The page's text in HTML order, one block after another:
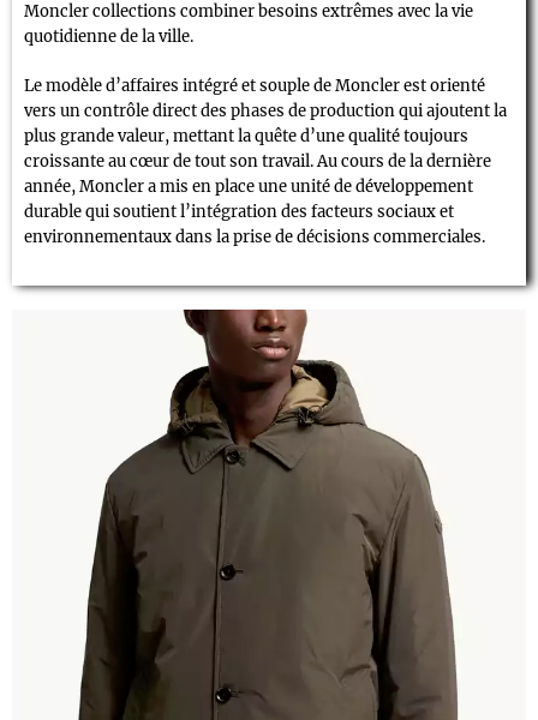
Moncler collections combiner besoins extrêmes avec la vie
quotidienne de la ville.
Le modèle d’affaires intégré et souple de Moncler est orienté
vers un contrôle direct des phases de production qui ajoutent la
plus grande valeur, mettant la quête d’une qualité toujours
croissante au cœur de tout son travail. Au cours de la dernière
année, Moncler a mis en place une unité de développement
durable qui soutient l’intégration des facteurs sociaux et
environnementaux dans la prise de décisions commerciales.